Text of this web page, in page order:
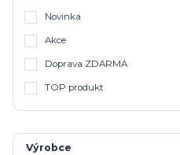
Novinka
Akce
Doprava ZDARMA
TOP produkt
Výrobce